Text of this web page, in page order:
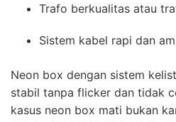
Trafo berkualitas atau
Sistem kabel rapi dan
Neon box dengan sistem
stabil tanpa flicker dan tidak
kasus neon box mati bukan